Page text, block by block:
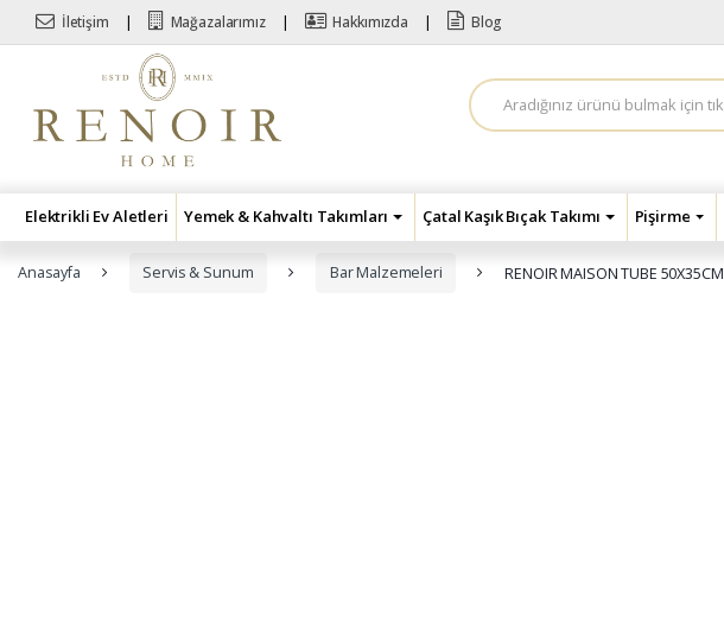
Skip to navigation
Skip to content
İletişim Mağazalarımız Hakkımızda Blog
A
r
a
Elektrikli Ev Aletleri Yemek & Kahvaltı Takımları Çatal Kaşık Bıçak Takımı Pişirme
Anasayfa Servis & Sunum Bar Malzemeleri RENOIR MAISON TUBE 50X35CM